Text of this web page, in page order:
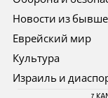
Новости из
Еврейский мир
Культура
Израиль и